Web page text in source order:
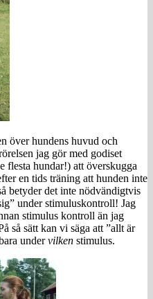
över hundens huvud och
jag gör med godiset
flesta hundar!) att överskugga
en tids träning att hunden inte
betyder det inte nödvändigtvis
under stimuluskontroll! Jag
stimulus kontroll än jag
så sätt kan vi säga att ”allt är
undervilken stimulus.